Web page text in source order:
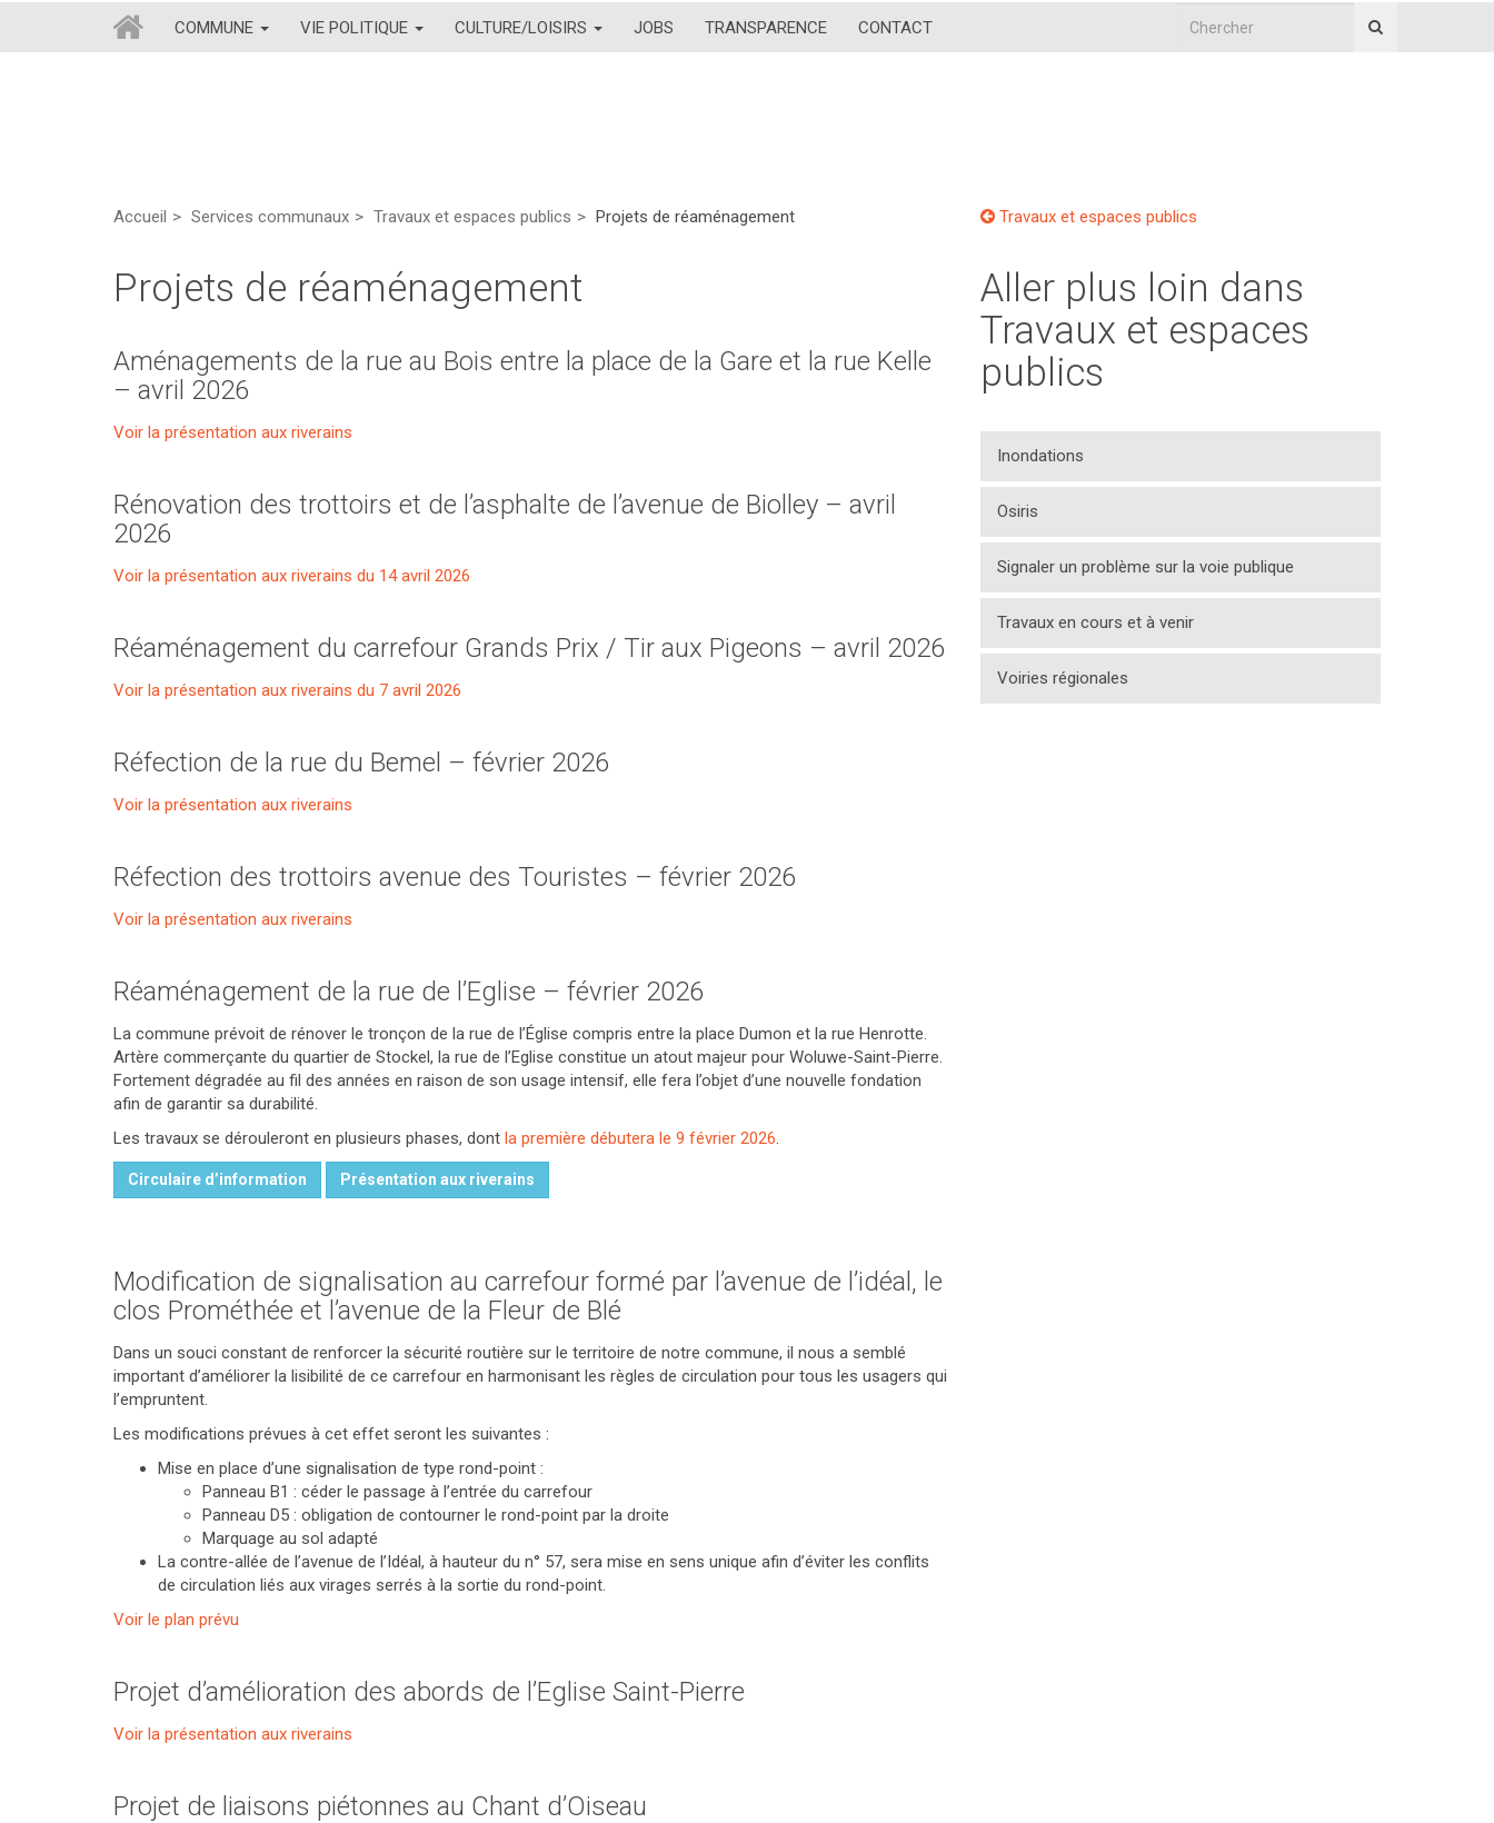
COMMUNE VIE POLITIQUE CULTURE/LOISIRS JOBS TRANSPARENCE CONTACT
Accueil Services communaux Travaux et espaces publics Projets de réaménagement Travaux et espaces publics
Projets de réaménagement
Aménagements de la rue au Bois entre la place de la Gare et la rue Kelle
– avril 2026
Voir la présentation aux riverains
Rénovation des trottoirs et de l’asphalte de l’avenue de Biolley – avril
2026
Voir la présentation aux riverains du 14 avril 2026
Réaménagement du carrefour Grands Prix / Tir aux Pigeons – avril 2026
Voir la présentation aux riverains du 7 avril 2026
Réfection de la rue du Bemel – février 2026
Voir la présentation aux riverains
Réfection des trottoirs avenue des Touristes – février 2026
Voir la présentation aux riverains
Réaménagement de la rue de l’Eglise – février 2026
La commune prévoit de rénover le tronçon de la rue de l’Église compris entre la place Dumon et la rue Henrotte.
Artère commerçante du quartier de Stockel, la rue de l’Eglise constitue un atout majeur pour Woluwe-Saint-Pierre.
Fortement dégradée au fil des années en raison de son usage intensif, elle fera l’objet d’une nouvelle fondation
afin de garantir sa durabilité.
Les travaux se dérouleront en plusieurs phases, dont la première débutera le 9 février 2026.
Circulaire d’information Présentation aux riverains
Modification de signalisation au carrefour formé par l’avenue de l’idéal, le
clos Prométhée et l’avenue de la Fleur de Blé
Dans un souci constant de renforcer la sécurité routière sur le territoire de notre commune, il nous a semblé
important d’améliorer la lisibilité de ce carrefour en harmonisant les règles de circulation pour tous les usagers qui
l’empruntent.
Les modifications prévues à cet effet seront les suivantes :
Mise en place d’une signalisation de type rond-point :
Panneau B1 : céder le passage à l’entrée du carrefour
Panneau D5 : obligation de contourner le rond-point par la droite
Marquage au sol adapté
La contre-allée de l’avenue de l’Idéal, à hauteur du n° 57, sera mise en sens unique afin d’éviter les conflits
de circulation liés aux virages serrés à la sortie du rond-point.
Voir le plan prévu
Projet d’amélioration des abords de l’Eglise Saint-Pierre
Voir la présentation aux riverains
Projet de liaisons piétonnes au Chant d’Oiseau
Aller plus loin dans
Travaux et espaces
publics
Inondations
Osiris
Signaler un problème sur la voie publique
Travaux en cours et à venir
Voiries régionales